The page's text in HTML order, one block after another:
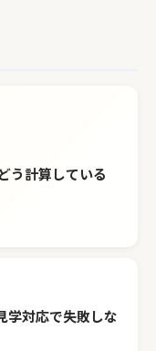
う計算している
学対応で失敗しな